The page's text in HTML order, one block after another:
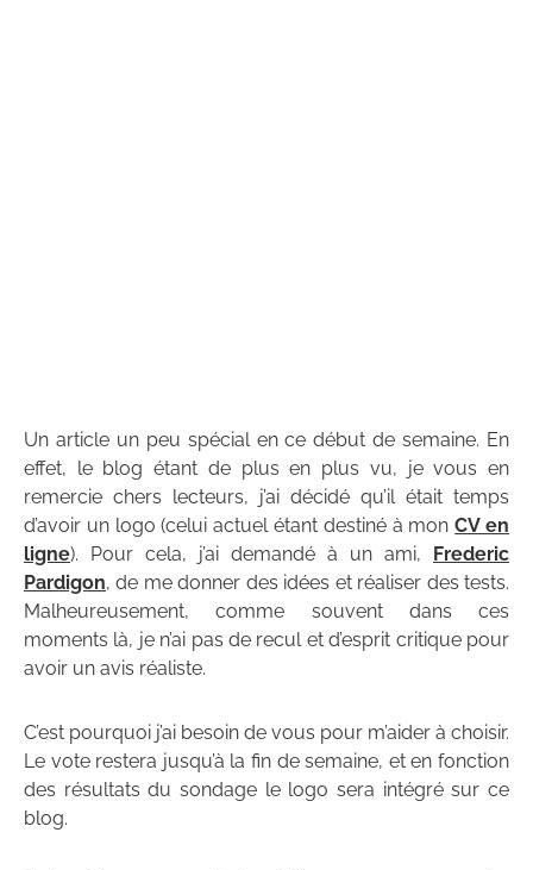
Un article un peu spécial en ce début de semaine. En
effet, le blog étant de plus en plus vu, je vous en
remercie chers lecteurs, j’ai décidé qu’il était temps
d’avoir un logo (celui actuel étant destiné à monCV en
ligne). Pour cela, j’ai demandé à un ami,
Frederic
Pardigon, de me donner des idées et réaliser des tests.
Malheureusement, comme souvent dans ces
moments là, je n’ai pas de recul et d’esprit critique pour
avoir un avis réaliste.
C’est pourquoi j’ai besoin de vous pour m’aider à choisir.
Le vote restera jusqu’à la fin de semaine, et en fonction
des résultats du sondage le logo sera intégré sur ce
blog.